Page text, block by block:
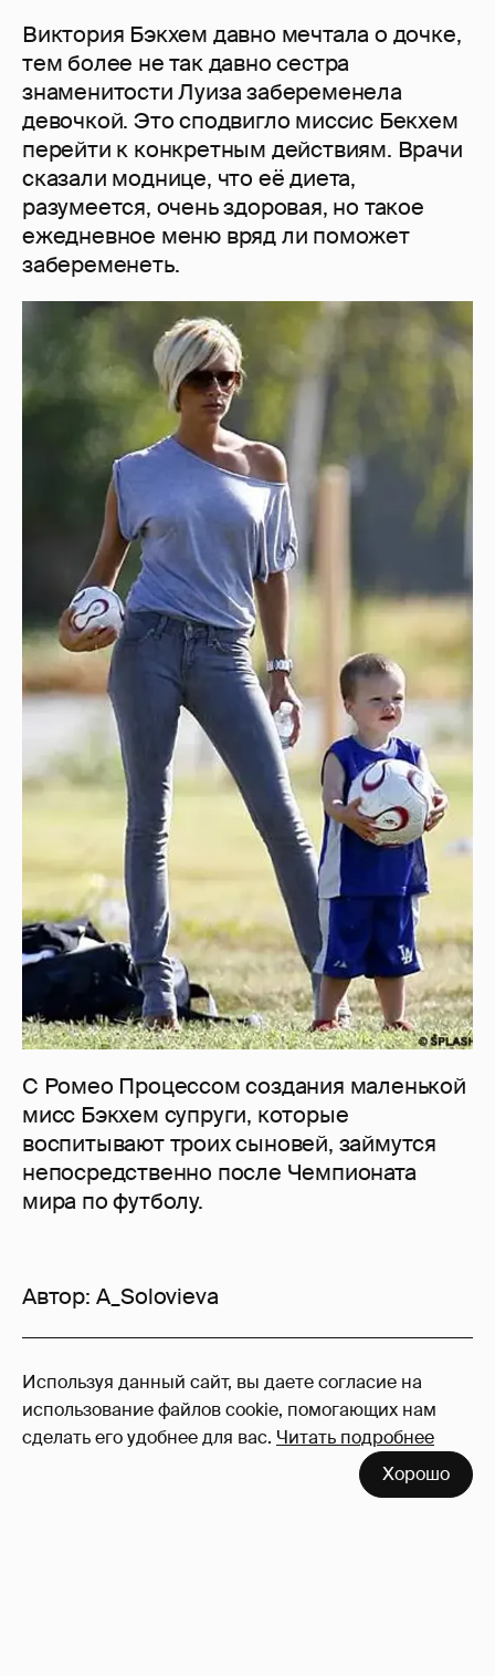
Используя данный сайт, вы даете согласие на
использование файлов cookie, помогающих нам
сделать его удобнее для вас. Читать подробнее
Хорошо
Виктория Бэкхем давно мечтала о дочке,
тем более не так давно сестра
знаменитости Луиза забеременела
девочкой. Это сподвигло миссис Бекхем
перейти к конкретным действиям. Врачи
сказали моднице, что её диета,
разумеется, очень здоровая, но такое
ежедневное меню вряд ли поможет
забеременеть.
С Ромео Процессом создания маленькой
мисс Бэкхем супруги, которые
воспитывают троих сыновей, займутся
непосредственно после Чемпионата
мира по футболу.
Автор: A_Solovieva
22
Войдите в аккаунт, чтобы читать и
оставлять комментарии